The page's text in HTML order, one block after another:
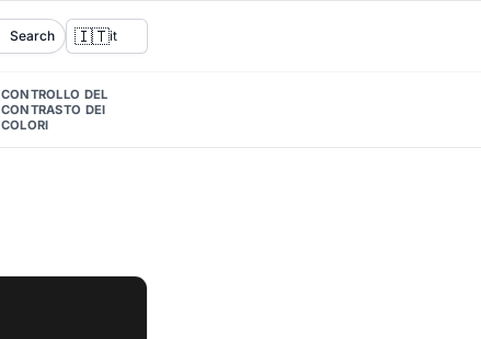
Search 🇮🇹it
CONTROLLO DEL
CONTRASTO DEI
COLORI